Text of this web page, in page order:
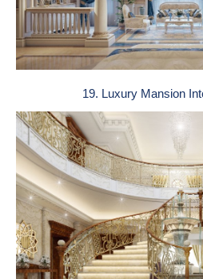
19. Luxury Mansion